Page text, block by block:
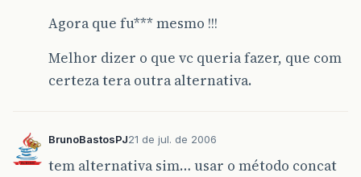
Agora que fu*** mesmo !!!
Melhor dizer o que vc queria fazer, que com
certeza tera outra alternativa.
BrunoBastosPJ21 de jul. de 2006
tem alternativa sim… usar o método concat